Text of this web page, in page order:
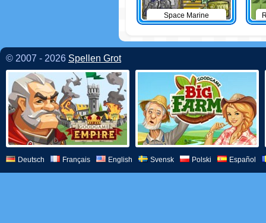
Space Marine
© 2007 - 2026 Spellen Grot
Deutsch Français English Svensk Polski Español